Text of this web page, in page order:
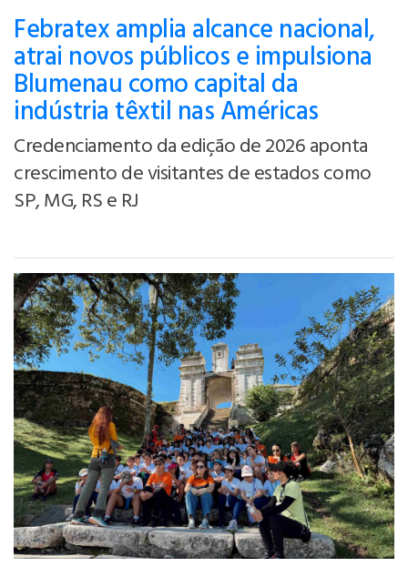
Febratex amplia alcance nacional,
atrai novos públicos e impulsiona
Blumenau como capital da
indústria têxtil nas Américas
Credenciamento da edição de 2026 aponta
crescimento de visitantes de estados como
SP, MG, RS e RJ